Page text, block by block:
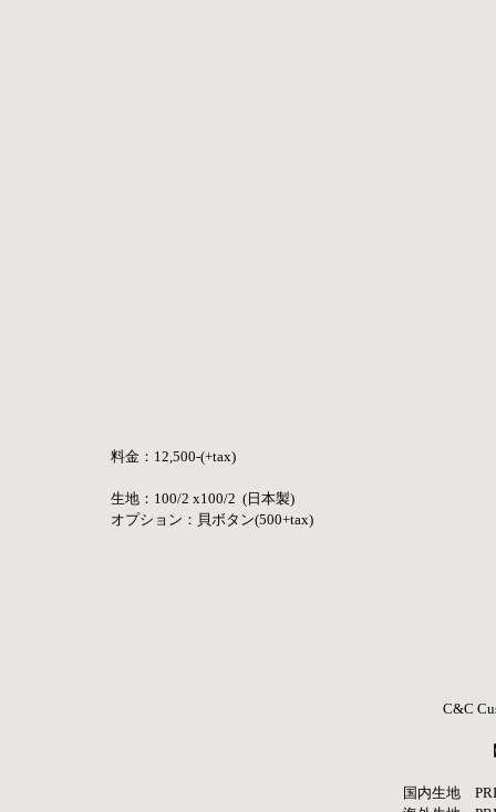
料金：12,500-(+tax)
生地：100/2 x100/2  (日本製)
オプション：貝ボタン(500+tax)
C&C
国内生地　